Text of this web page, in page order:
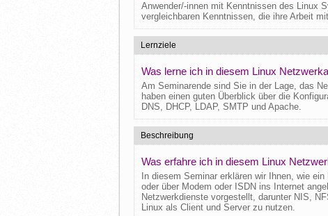
Anwender/-innen mit Kenntnissen des Linux
vergleichbaren Kenntnissen, die ihre Arbeit
Lernziele
Was lerne ich in diesem Linux
Am Seminarende sind Sie in der Lage, das
haben einen guten Überblick über die
DNS, DHCP, LDAP, SMTP und Apache.
Beschreibung
Was erfahre ich in diesem Linux
In diesem Seminar erklären wir Ihnen, wie
oder über Modem oder ISDN ins Internet
Netzwerkdienste vorgestellt, darunter NIS,
Linux als Client und Server zu nutzen.